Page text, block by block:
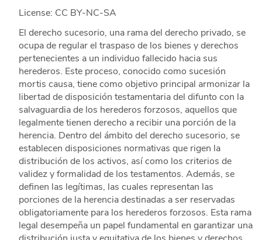
License: CC BY-NC-SA
El derecho sucesorio, una rama del derecho privado, se
ocupa de regular el traspaso de los bienes y derechos
pertenecientes a un individuo fallecido hacia sus
herederos. Este proceso, conocido como sucesión
mortis causa, tiene como objetivo principal armonizar la
libertad de disposición testamentaria del difunto con la
salvaguardia de los herederos forzosos, aquellos que
legalmente tienen derecho a recibir una porción de la
herencia. Dentro del ámbito del derecho sucesorio, se
establecen disposiciones normativas que rigen la
distribución de los activos, así como los criterios de
validez y formalidad de los testamentos. Además, se
definen las legítimas, las cuales representan las
porciones de la herencia destinadas a ser reservadas
obligatoriamente para los herederos forzosos. Esta rama
legal desempeña un papel fundamental en garantizar una